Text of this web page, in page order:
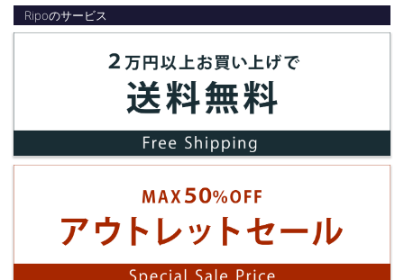
Ripoのサービス